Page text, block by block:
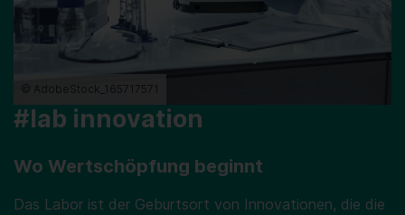
© AdobeStock_165717571
#lab innovation
Wo Wertschöpfung beginnt
Das Labor ist der Geburtsort von Innovationen, die die